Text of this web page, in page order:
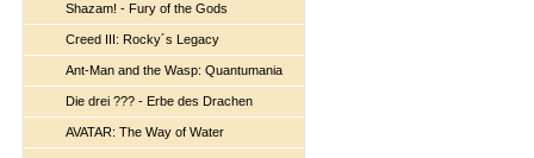
Shazam! - Fury of the Gods
Creed III: Rocky´s Legacy
Ant-Man and the Wasp: Quantumania
Die drei ??? - Erbe des Drachen
AVATAR: The Way of Water